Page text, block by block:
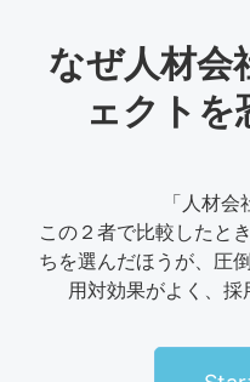
なぜ人材会
ェクトを
「人材会
この２者で比較したと
ちを選んだほうが、圧
用対効果がよく、採